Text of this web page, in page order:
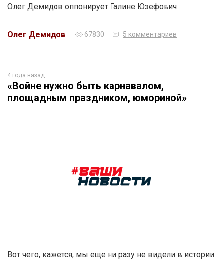
Олег Демидов оппонирует Галине Юзефович
Олег Демидов 67830 5 комментариев
4 года назад
«Войне нужно быть карнавалом,
площадным праздником, юмориной»
Вот чего, кажется, мы еще ни разу не видели в истории